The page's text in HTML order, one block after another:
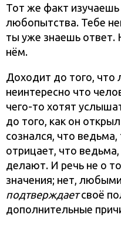
Тот же факт изучаешь
любопытства. Тебе
ты уже знаешь ответ.
нём.
Доходит до того, что
неинтересно что
чего-то хотят
до того, как он
сознался, что
отрицает, что
делают. И речь не о
значения; нет,
подтверждаетсвоё
дополнительные